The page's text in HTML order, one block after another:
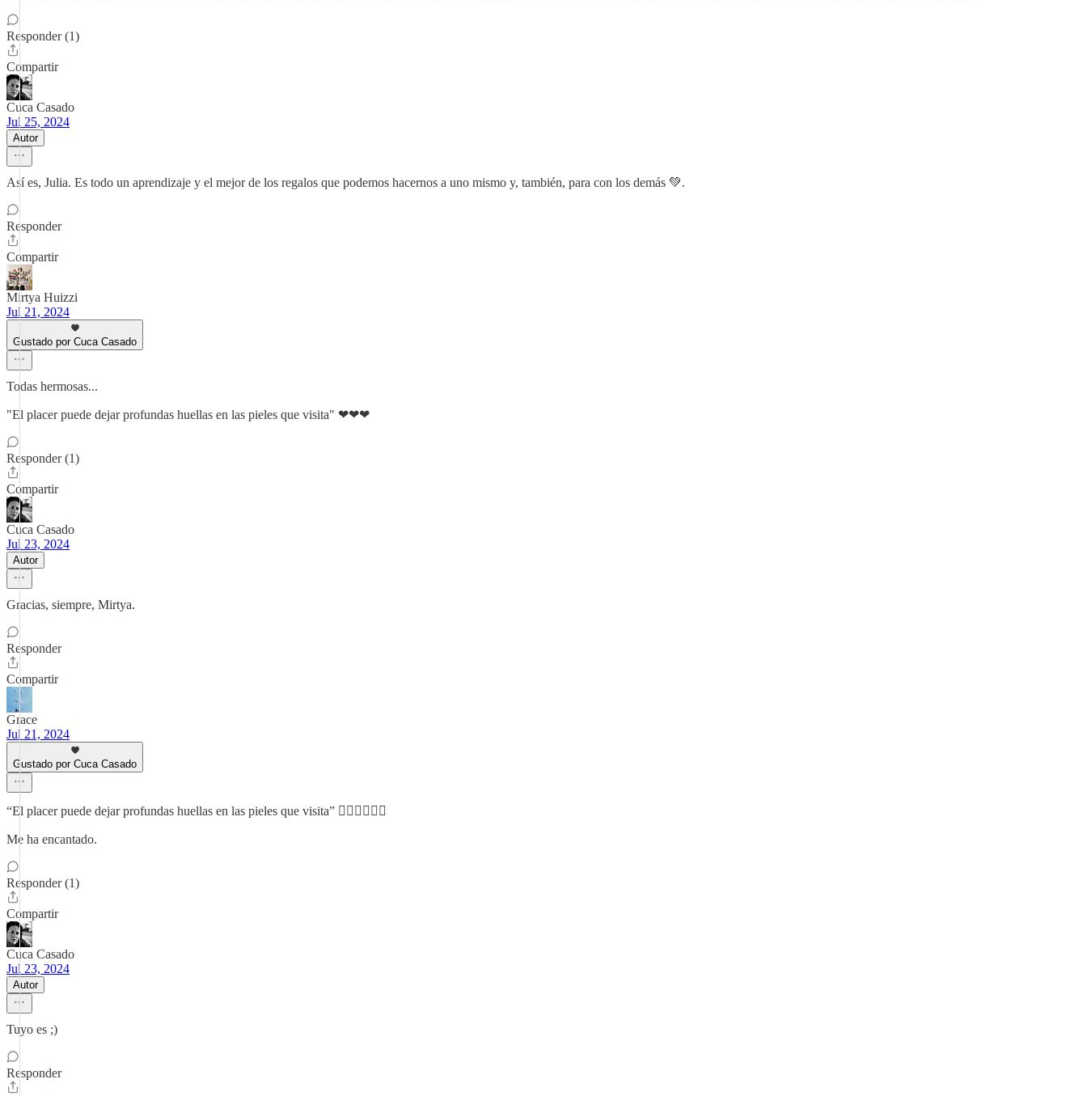
Responder (1)
Compartir
Cuca Casado
Jul 25, 2024
Autor
Así es, Julia. Es todo un aprendizaje y el mejor de los regalos que podemos hacernos a uno mismo y, también, para con los demás 💚.
Responder
Compartir
Mirtya Huizzi
Jul 21, 2024
Gustado por Cuca Casado
Todas hermosas...
"El placer puede dejar profundas huellas en las pieles que visita" ❤❤❤
Responder (1)
Compartir
Cuca Casado
Jul 23, 2024
Autor
Gracias, siempre, Mirtya.
Responder
Compartir
Grace
Jul 21, 2024
Gustado por Cuca Casado
“El placer puede dejar profundas huellas en las pieles que visita” ❤️‍🔥❤️‍🔥❤️‍🔥
Me ha encantado.
Responder (1)
Compartir
Cuca Casado
Jul 23, 2024
Autor
Tuyo es ;)
Responder